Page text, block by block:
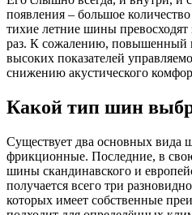
появления – большое
тихие летние шины
раз. К сожалению, повышенный
высоких показателей
снижению акустического
Какой тип шин
Существует два основных
фрикционные. Последние, в
шины скандинавского и
получается всего три
которых имеет собственные